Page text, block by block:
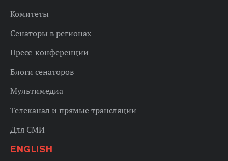
Комитеты
Сенаторы в регионах
Пресс-конференции
Блоги сенаторов
Мультимедиа
Телеканал и прямые трансляции
Для СМИ
ENGLISH